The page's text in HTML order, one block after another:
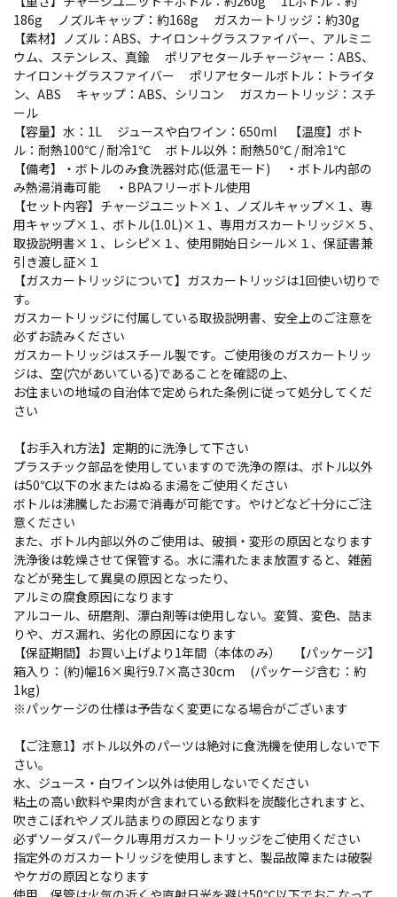
186g ノズルキャップ：約168g ガスカートリッジ：約30g
【素材】ノズル：ABS、ナイロン＋グラスファイバー、アルミニ
ウム、ステンレス、真鍮 ポリアセタールチャージャー：ABS、
ナイロン＋グラスファイバー ポリアセタールボトル：トライタ
ン、ABS キャップ：ABS、シリコン ガスカートリッジ：スチ
ール
【容量】水：1L ジュースや白ワイン：650ml 【温度】ボト
ル：耐熱100℃ / 耐冷1℃ ボトル以外：耐熱50℃ / 耐冷1℃
【備考】・ボトルのみ食洗器対応(低温モード) ・ボトル内部の
み熱湯消毒可能 ・BPAフリーボトル使用
【セット内容】チャージユニット×１、ノズルキャップ×１、専
用キャップ×１、ボトル(1.0L)×１、専用ガスカートリッジ×５、
取扱説明書×１、レシピ×１、使用開始日シール×１、保証書兼
引き渡し証×１
【ガスカートリッジについて】ガスカートリッジは1回使い切りで
す。
ガスカートリッジに付属している取扱説明書、安全上のご注意を
必ずお読みください
ガスカートリッジはスチール製です。ご使用後のガスカートリッ
ジは、空(穴があいている)であることを確認の上、
お住まいの地域の自治体で定められた条例に従って処分してくだ
さい
【お手入れ方法】定期的に洗浄して下さい
プラスチック部品を使用していますので洗浄の際は、ボトル以外
は50℃以下の水またはぬるま湯をご使用ください
ボトルは沸騰したお湯で消毒が可能です。やけどなど十分にご注
意ください
また、ボトル内部以外のご使用は、破損・変形の原因となります
洗浄後は乾燥させて保管する。水に濡れたまま放置すると、雑菌
などが発生して異臭の原因となったり、
アルミの腐食原因になります
アルコール、研磨剤、漂白剤等は使用しない。変質、変色、詰ま
りや、ガス漏れ、劣化の原因になります
【保証期間】お買い上げより1年間（本体のみ） 【パッケージ】
箱入り：(約)幅16×奥行9.7×高さ30cm (パッケージ含む：約
1kg)
※パッケージの仕様は予告なく変更になる場合がございます
【ご注意1】ボトル以外のパーツは絶対に食洗機を使用しないで下
さい。
水、ジュース・白ワイン以外は使用しないでください
粘土の高い飲料や果肉が含まれている飲料を炭酸化されますと、
吹きこぼれやノズル詰まりの原因となります
必ずソーダスパークル専用ガスカートリッジをご使用ください
指定外のガスカートリッジを使用しますと、製品故障または破裂
やケガの原因となります